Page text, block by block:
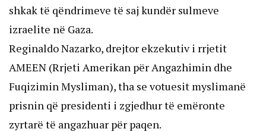
shkak të qëndrimeve të saj kundër sulmeve
izraelite në Gaza.
Reginaldo Nazarko, drejtor ekzekutiv i rrjetit
AMEEN (Rrjeti Amerikan për Angazhimin dhe
Fuqizimin Mysliman), tha se votuesit myslimanë
prisnin që presidenti i zgjedhur të emëronte
zyrtarë të angazhuar për paqen.